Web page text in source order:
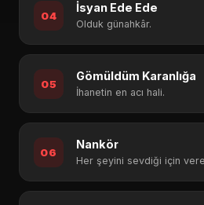
04
İsyan Ede Ede
Olduk günahkâr.
05
Gömüldüm Karanlığa
İhanetin en acı hali.
06
Nankör
Her şeyini sevdiği için